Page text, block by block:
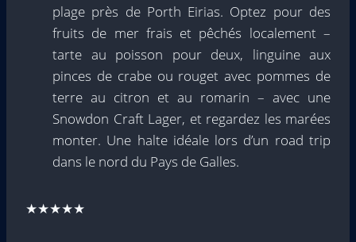
plage près de Porth Eirias. Optez pour des
fruits de mer frais et pêchés localement –
tarte au poisson pour deux, linguine aux
pinces de crabe ou rouget avec pommes de
terre au citron et au romarin – avec une
Snowdon Craft Lager, et regardez les marées
monter. Une halte idéale lors d’un road trip
dans le nord du Pays de Galles.
★★★★★